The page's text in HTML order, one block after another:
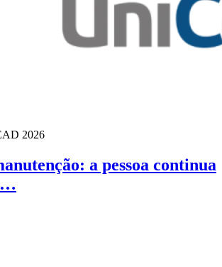
2026
a pessoa continua